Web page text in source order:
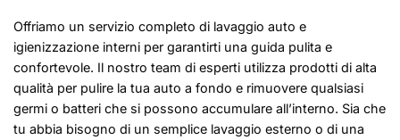
Offriamo un servizio completo di lavaggio auto e
igienizzazione interni per garantirti una guida pulita e
confortevole. Il nostro team di esperti utilizza prodotti di alta
qualità per pulire la tua auto a fondo e rimuovere qualsiasi
germi o batteri che si possono accumulare all’interno. Sia che
tu abbia bisogno di un semplice lavaggio esterno o di una